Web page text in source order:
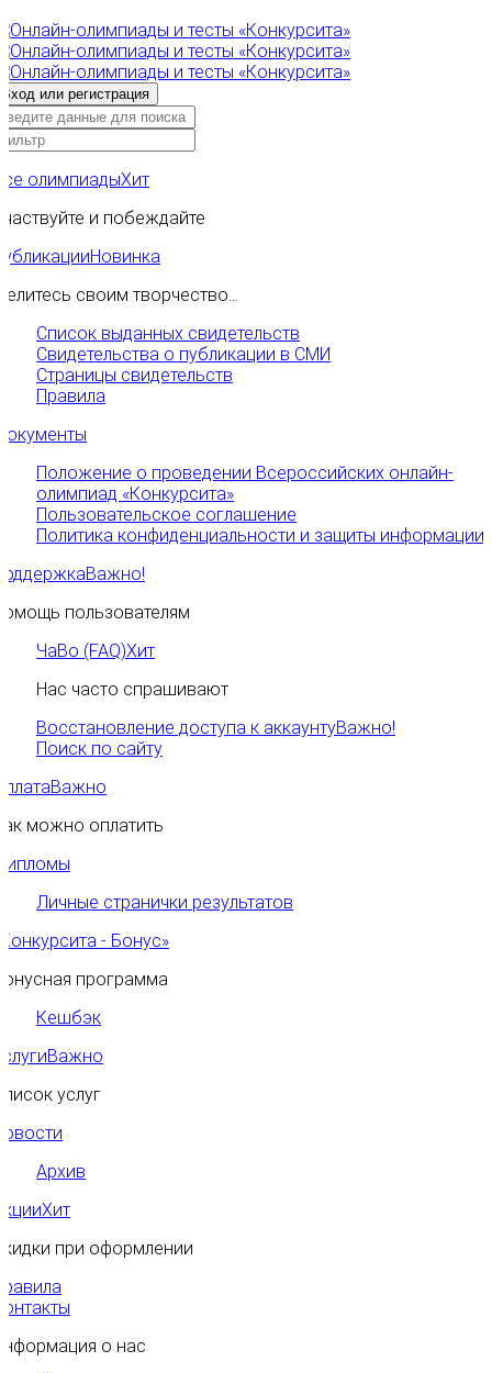
олимпиадыХит
и побеждайте
Новинка
своим творчество...
Список выданных свидетельств
Свидетельства о публикации в СМИ
Страницы свидетельств
Правила
Положение о проведении Всероссийских онлайн-
олимпиад «Конкурсита»
Пользовательское соглашение
Политика конфиденциальности и защиты информации
Важно!
пользователям
ЧаВо (FAQ)Хит
Нас часто спрашивают
Восстановление доступа к аккаунтуВажно!
Поиск по сайту
Важно
можно оплатить
Личные странички результатов
- Бонус»
программа
Кешбэк
Важно
услуг
Архив
Хит
при оформлении
о нас